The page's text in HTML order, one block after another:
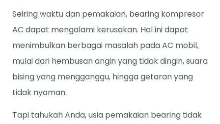
Seiring waktu dan pemakaian, bearing kompresor
AC dapat mengalami kerusakan. Hal ini dapat
menimbulkan berbagai masalah pada AC mobil,
mulai dari hembusan angin yang tidak dingin, suara
bising yang mengganggu, hingga getaran yang
tidak nyaman.
Tapi tahukah Anda, usia pemakaian bearing tidak